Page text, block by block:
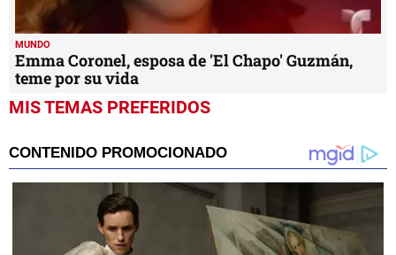
MUNDO
Emma Coronel, esposa de 'El Chapo' Guzmán,
teme por su vida
MIS TEMAS PREFERIDOS